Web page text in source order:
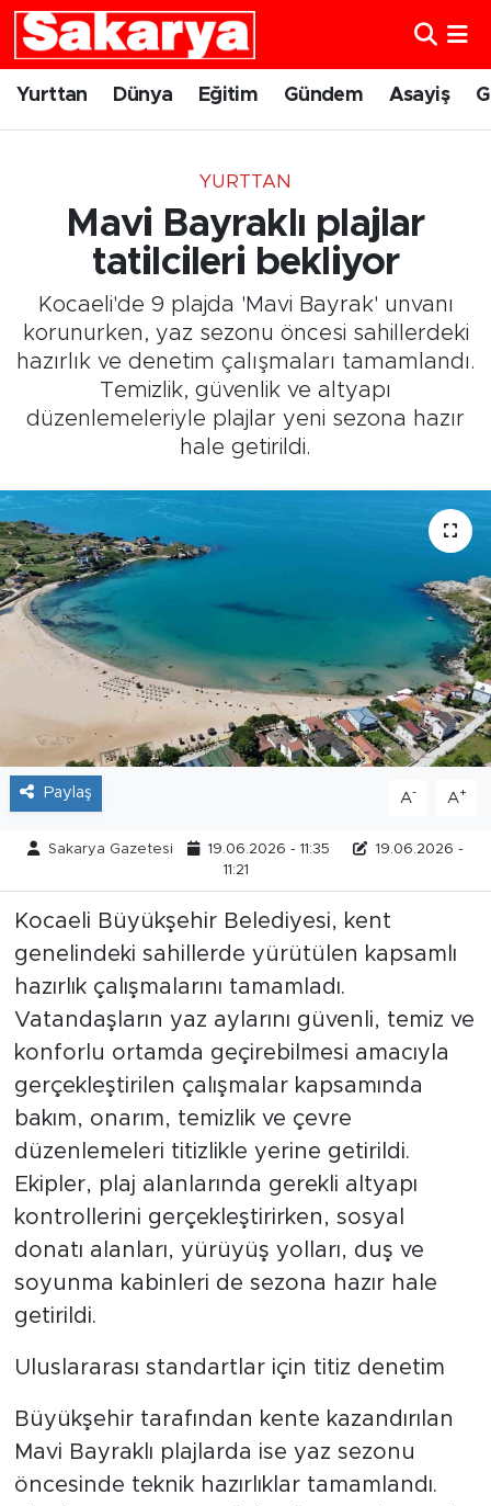
Yurttan Dünya Eğitim Gündem Asayiş
YURTTAN
Mavi Bayraklı plajlar
tatilcileri bekliyor
Kocaeli'de 9 plajda 'Mavi Bayrak' unvanı
korunurken, yaz sezonu öncesi sahillerdeki
hazırlık ve denetim çalışmaları tamamlandı.
Temizlik, güvenlik ve altyapı
düzenlemeleriyle plajlar yeni sezona hazır
hale getirildi.
Paylaş A- A+
Sakarya Gazetesi 19.06.2026 - 11:35
19.06.2026 -
11:21
Kocaeli Büyükşehir Belediyesi, kent
genelindeki sahillerde yürütülen kapsamlı
hazırlık çalışmalarını tamamladı.
Vatandaşların yaz aylarını güvenli, temiz ve
konforlu ortamda geçirebilmesi amacıyla
gerçekleştirilen çalışmalar kapsamında
bakım, onarım, temizlik ve çevre
düzenlemeleri titizlikle yerine getirildi.
Ekipler, plaj alanlarında gerekli altyapı
kontrollerini gerçekleştirirken, sosyal
donatı alanları, yürüyüş yolları, duş ve
soyunma kabinleri de sezona hazır hale
getirildi.
Uluslararası standartlar için titiz denetim
Büyükşehir tarafından kente kazandırılan
Mavi Bayraklı plajlarda ise yaz sezonu
öncesinde teknik hazırlıklar tamamlandı.
Yurttan
Gündem
Eskişehirspor
Spor
Sağlık
Tarihçe
Resmi İlanlar
Söyleşi
Foto Şaka
Teknoloji
Politika
Eskişehir Nöbetçi Eczaneler
Eskişehir Trafik Yoğunluk Haritası
Süper Lig Puan Durumu ve Fikstür
Tüm Manşetler
Son Dakika Haberleri